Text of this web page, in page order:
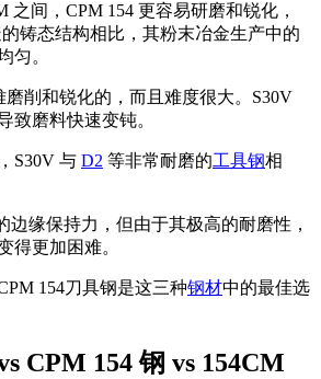
之间，CPM 154 更容易研磨和锐化，
铸态结构相比，其粉末冶金生产中的
匀。
磨削和锐化的，而且难度很大。S30V
致磨料快速变钝。
S30V 与 D2 等非常耐磨的工具钢相
边缘保持力，但由于其极高的耐磨性，
得更加困难。
154刀具钢是这三种钢材中的最佳选
CPM 154 钢 vs 154CM